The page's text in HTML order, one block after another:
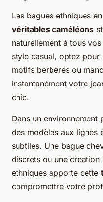
Les bagues ethniques
véritables caméléons
naturellement à tous
style casual, optez pour
motifs berbères ou
instantanément votre
chic.
Dans un
des modèles aux lignes
subtiles. Une bague
discrets ou une
ethniques apporte cette
compromettre votre